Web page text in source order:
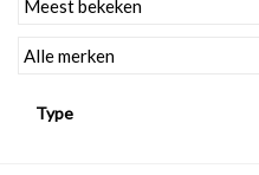
| Alles om te Meten |
Alles om te Boren |
Type